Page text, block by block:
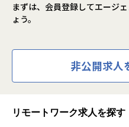
まずは、会員登録してエージ
ょう。
非公開求人
リモートワーク求人を探す